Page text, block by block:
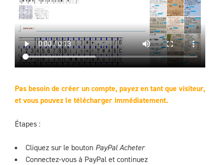
Pas besoin de créer un compte, payez en tant que visiteur,
et vous pouvez le télécharger immédiatement.
Étapes :
Cliquez sur le bouton PayPal Acheter
Connectez-vous à PayPal et continuez